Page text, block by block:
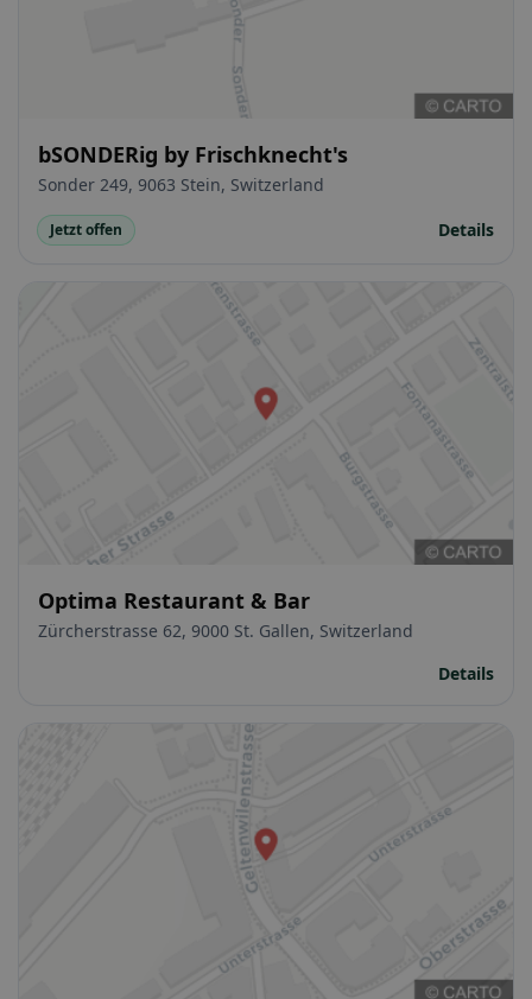
bSONDERig by Frischknecht's
Sonder 249, 9063 Stein, Switzerland
Jetzt offen Details
Optima Restaurant & Bar
Zürcherstrasse 62, 9000 St. Gallen, Switzerland
Details